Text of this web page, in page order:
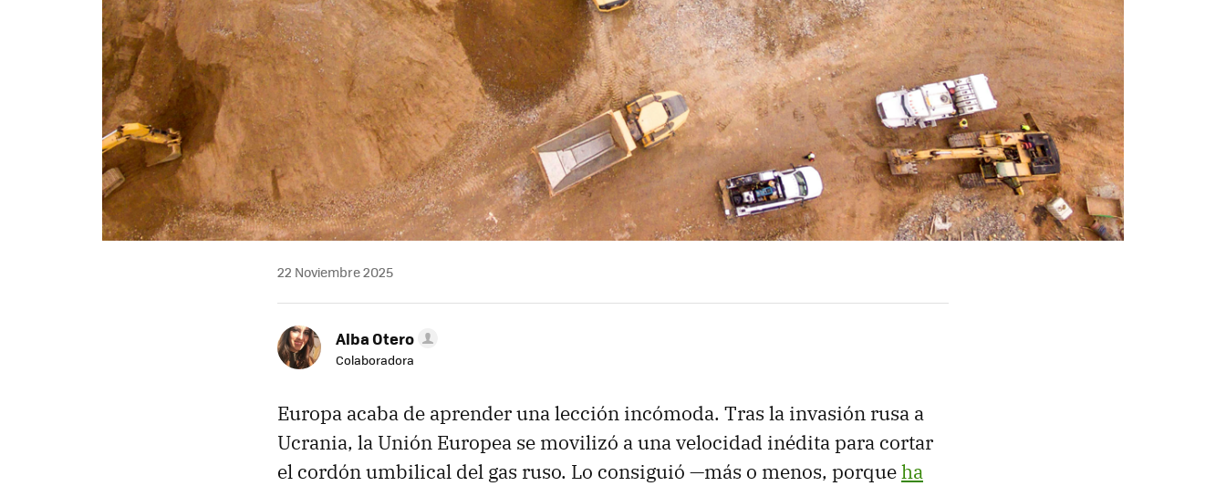
22 Noviembre 2025
Alba Otero
Colaboradora
Europa acaba de aprender una lección incómoda. Tras la invasión rusa a
Ucrania, la Unión Europea se movilizó a una velocidad inédita para cortar
el cordón umbilical del gas ruso. Lo consiguió —más o menos, porqueha